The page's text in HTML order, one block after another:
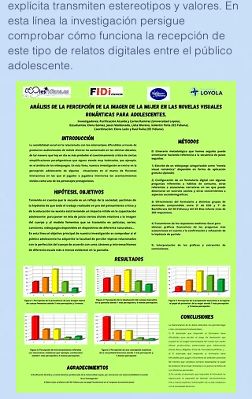
explícita transmiten estereotipos y valores. En
esta línea la investigación persigue
comprobar cómo funciona la recepción de
este tipo de relatos digitales entre el público
adolescente.